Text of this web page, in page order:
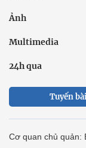
Ảnh
Multimedia
24h qua
Tuyến
Cơ quan chủ quản: